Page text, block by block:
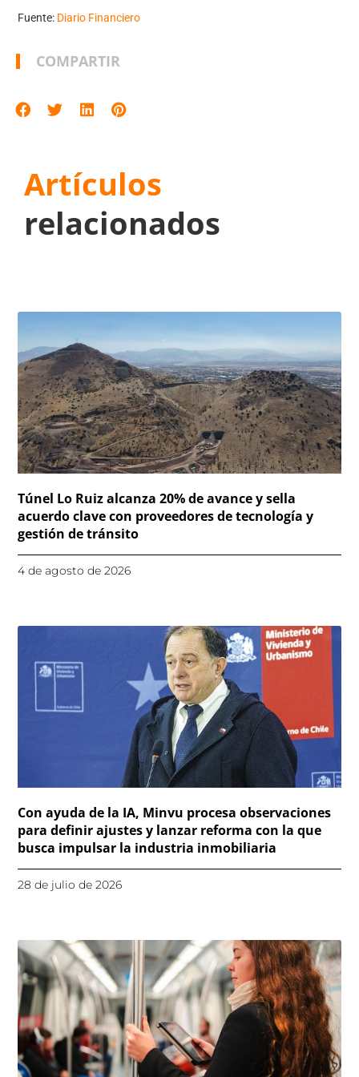
Fuente: Diario Financiero
COMPARTIR
Artículos
relacionados
Túnel Lo Ruiz alcanza 20% de avance y sella
acuerdo clave con proveedores de tecnología y
gestión de tránsito
4 de agosto de 2026
Con ayuda de la IA, Minvu procesa observaciones
para definir ajustes y lanzar reforma con la que
busca impulsar la industria inmobiliaria
28 de julio de 2026